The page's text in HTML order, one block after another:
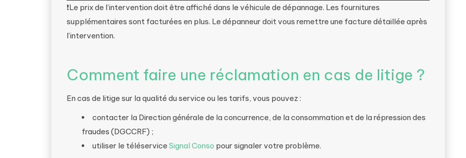
❗Le prix de l’intervention doit être affiché dans le véhicule de dépannage. Les fournitures
supplémentaires sont facturées en plus. Le dépanneur doit vous remettre une facture détaillée après
l’intervention.
Comment faire une réclamation en cas de litige ?
En cas de litige sur la qualité du service ou les tarifs, vous pouvez :
contacter la Direction générale de la concurrence, de la consommation et de la répression des
fraudes (DGCCRF) ;
utiliser le téléservice Signal Conso pour signaler votre problème.